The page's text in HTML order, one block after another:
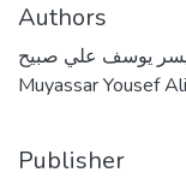
Authors
يوسف علي صبيح
Muyassar Yousef
Publisher